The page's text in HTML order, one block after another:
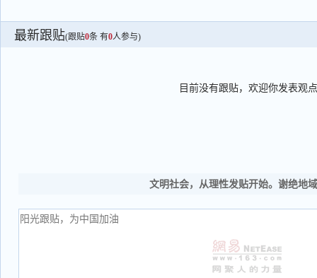
最新跟贴(跟贴0条 有0人参与)
目前没有跟贴，欢迎你发表观点
文明社会，从理性发贴开始。谢绝地